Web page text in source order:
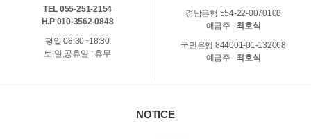
TEL 055-251-2154
H.P 010-3562-0848
평일 08:30~18:30
토,일,공휴일 : 휴무
경남은행 554-22-0070108
예금주 : 최호식
국민은행 844001-01-132068
예금주 : 최호식
NOTICE